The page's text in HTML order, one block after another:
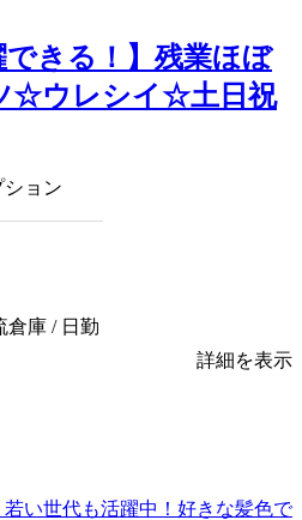
できる！】残業ほぼ
☆ウレシイ☆土日祝
ョン
倉庫 / 日勤
詳細を表示